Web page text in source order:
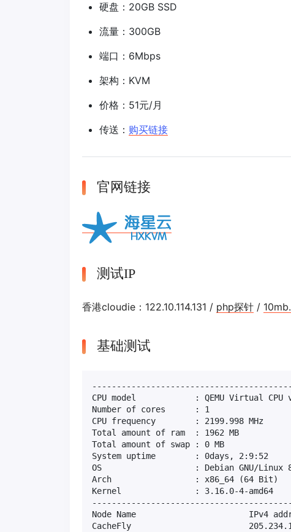
硬盘：20GB SSD
流量：300GB
端口：6Mbps
架构：KVM
价格：51元/月
传送： 购买链接
官网链接
测试IP
香港cloudie：122.10.114.131 / php探针 /
基础测试
CPU model            : QEMU Virtual CPU
Number of cores      : 1
CPU frequency        : 2199.998 MHz
Total amount of ram  : 1962 MB
Total amount of swap : 0 MB
System uptime        : 0days, 2:9:52
OS                   : Debian GNU/Linux
Arch                 : x86_64 (64 Bit)
Kernel               : 3.16.0-4-amd64
Node Name                       IPv4
CacheFly